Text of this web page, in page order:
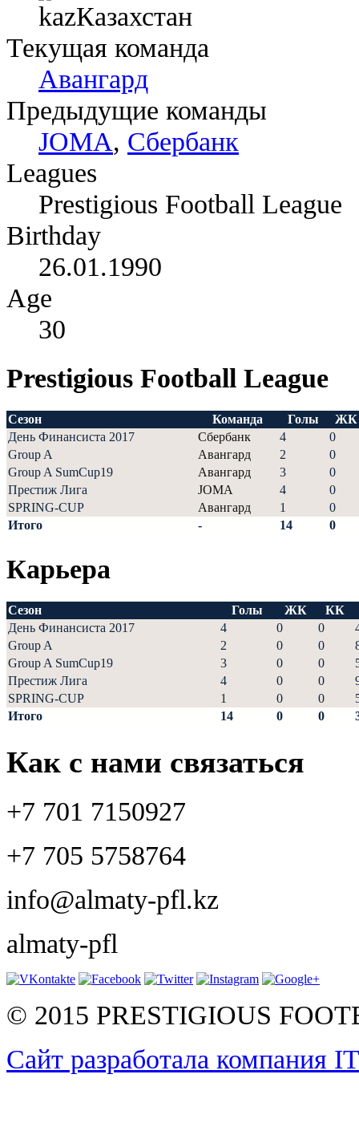
Казахстан
Текущая команда
Авангард
Предыдущие команды
JOMA, Сбербанк
Leagues
Prestigious Football League
Birthday
26.01.1990
Age
30
Prestigious Football League
Сезон Команда Голы
ЖК
День Финансиста 2017
Сбербанк 4
0
Group A
Авангард 2
0
Group A SumCup19
Авангард 3
0
Престиж Лига
JOMA 4
0
SPRING-CUP
Авангард 1
0
Итого
- 14 0
Карьера
Сезон Голы ЖК
КК
День Финансиста 2017
4 0 0
Group A
2 0 0
Group A SumCup19
3 0 0
Престиж Лига
4 0 0
SPRING-CUP
1 0 0
Итого
14 0 0
Как с нами связаться
+7 701 7150927
+7 705 5758764
info@almaty-pfl.kz
almaty-pfl
© 2015 PRESTIGIOUS
Сайт разработала компания